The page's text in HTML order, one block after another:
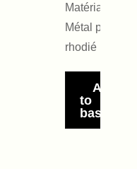
Matériaux :
Métal placage
rhodié
Add
to
basket